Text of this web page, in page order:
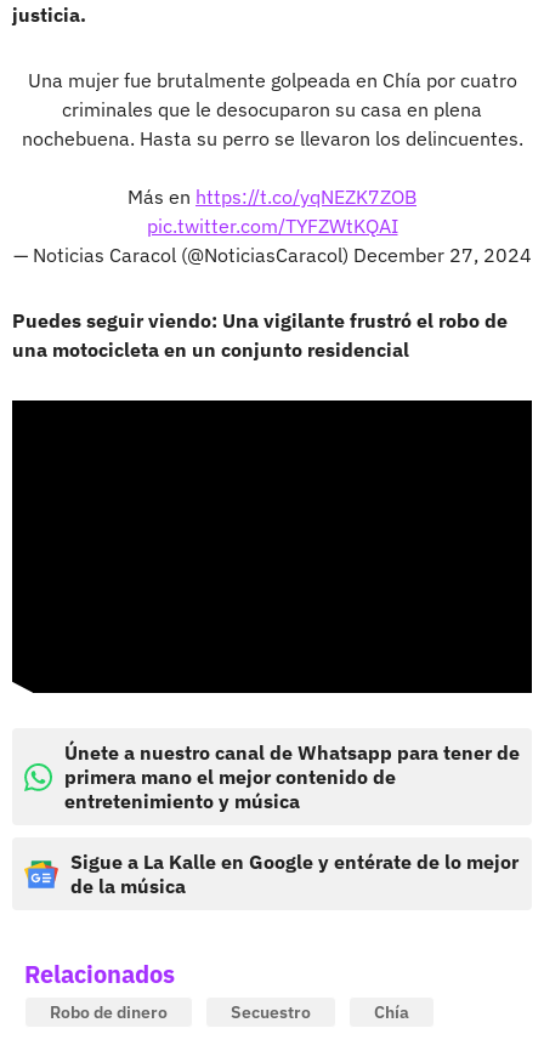
justicia.
Una mujer fue brutalmente golpeada en Chía por cuatro
criminales que le desocuparon su casa en plena
nochebuena. Hasta su perro se llevaron los delincuentes.
Más en https://t.co/yqNEZK7ZOB
pic.twitter.com/TYFZWtKQAI
— Noticias Caracol (@NoticiasCaracol) December 27, 2024
Puedes seguir viendo: Una vigilante frustró el robo de
una motocicleta en un conjunto residencial
Únete a nuestro canal de Whatsapp para tener de
primera mano el mejor contenido de
entretenimiento y música
Sigue a La Kalle en Google y entérate de lo mejor
de la música
Relacionados
Robo de dinero Secuestro Chía